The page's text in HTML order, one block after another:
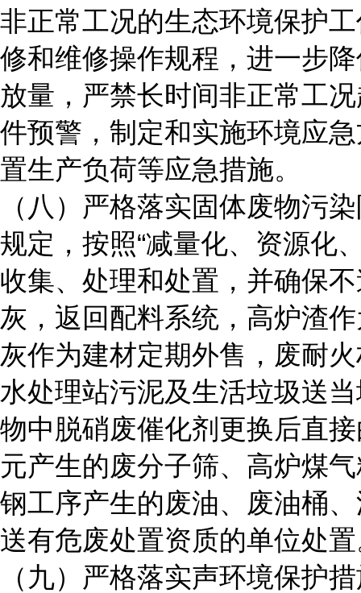
非正常工况的生态环境保护
修和维修操作规程，进一步
放量，严禁长时间非正常工
件预警，制定和实施环境应
置生产负荷等应急措施。
（八）严格落实固体废物污
规定，按照“减量化、资源化
收集、处理和处置，并确保
灰，返回配料系统，高炉渣
灰作为建材定期外售，废耐
水处理站污泥及生活垃圾送
物中脱硝废催化剂更换后直
元产生的废分子筛、高炉煤
钢工序产生的废油、废油桶
送有危废处置资质的单位处
（九）严格落实声环境保护